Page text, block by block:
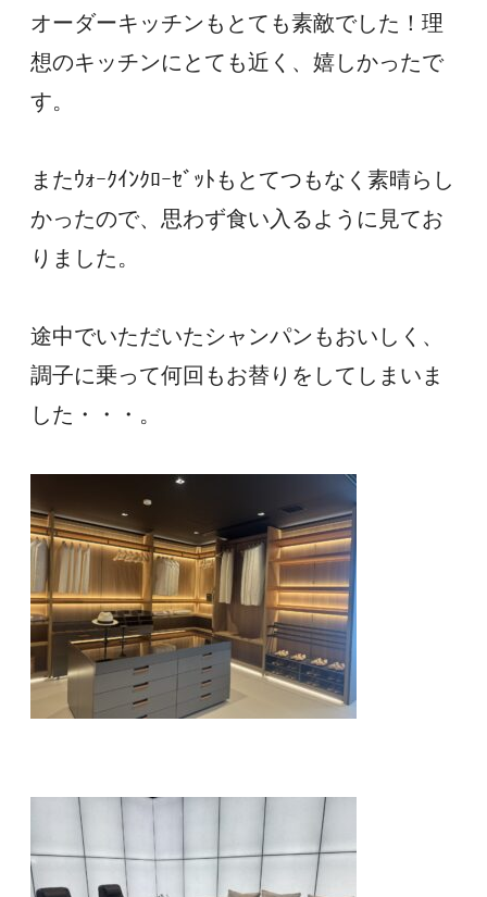
オーダーキッチンもとても素敵でした！理
想のキッチンにとても近く、嬉しかったで
す。
またｳｫｰｸｲﾝｸﾛｰｾﾞｯﾄもとてつもなく素晴らし
かったので、思わず食い入るように見てお
りました。
途中でいただいたシャンパンもおいしく、
調子に乗って何回もお替りをしてしまいま
した・・・。